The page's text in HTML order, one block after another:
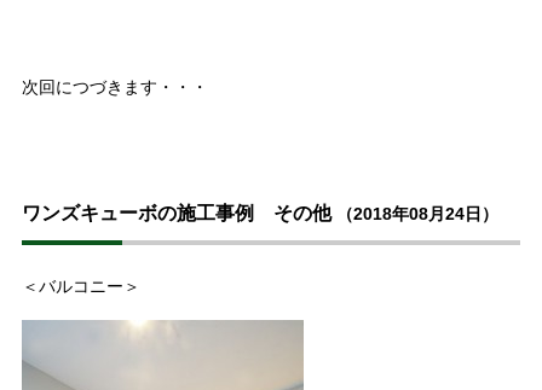
次回につづきます・・・
ワンズキューボの施工事例 その他 （2018年08月24日）
＜バルコニー＞